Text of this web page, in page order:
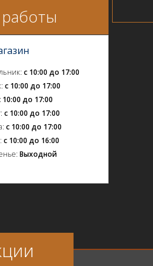
с 10:00 до 17:00
с 10:00 до 17:00
10:00 до 17:00
с 10:00 до 17:00
с 10:00 до 17:00
с 10:00 до 16:00
Выходной